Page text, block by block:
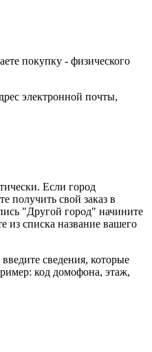
покупку - физического
электронной почты,
Если город
получить свой заказ в
"Другой город" начините
из списка название вашего
сведения, которые
код домофона, этаж,